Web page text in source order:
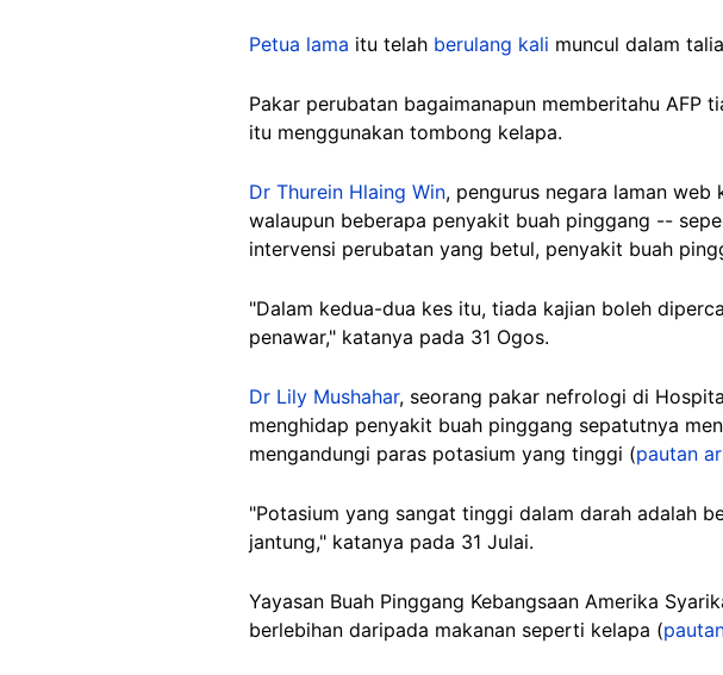
Petua lama itu telah berulang kali muncul dalam
Pakar perubatan bagaimanapun memberitahu
itu menggunakan tombong kelapa.
Dr Thurein Hlaing Win, pengurus negara laman web
walaupun beberapa penyakit buah pinggang --
intervensi perubatan yang betul, penyakit buah
"Dalam kedua-dua kes itu, tiada kajian boleh
penawar," katanya pada 31 Ogos.
Dr Lily Mushahar, seorang pakar nefrologi di
menghidap penyakit buah pinggang sepatutnya
mengandungi paras potasium yang tinggi (pautan
"Potasium yang sangat tinggi dalam darah adalah
jantung," katanya pada 31 Julai.
Yayasan Buah Pinggang Kebangsaan Amerika
berlebihan daripada makanan seperti kelapa (